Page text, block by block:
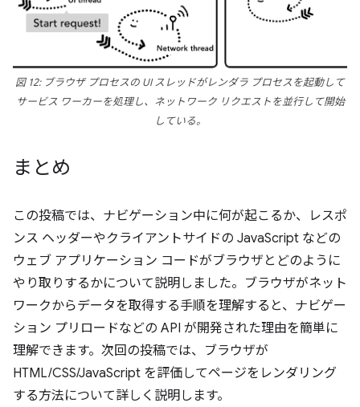
図 12: ブラウザ プロセスの UI スレッドがレンダラ プロセスを起動して
サービス ワーカーを処理し、ネットワーク リクエストを並行して開始
している。
まとめ
この投稿では、ナビゲーション中に何が起こるか、レスポ
ンス ヘッダーやクライアントサイドの JavaScript などの
ウェブ アプリケーション コードがブラウザとどのように
やり取りするかについて説明しました。ブラウザがネット
ワークからデータを取得する手順を理解すると、ナビゲー
ション プリロードなどの API が開発された理由を簡単に
理解できます。次回の投稿では、ブラウザが
HTML/CSS/JavaScript を評価してページをレンダリング
する方法について詳しく説明します。